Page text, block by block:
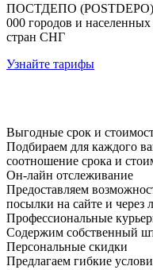
ПОСТДЕПО (POSTDEPO)
000 городов и
стран СНГ
Узнайте тарифы
Выгодные срок и
Подбираем для каждого
соотношение срока и
Он-лайн отслеживание
Предоставляем
посылки на сайте и через
Профессиональные
Содержим собственный
Персональные скидки
Предлагаем гибкие